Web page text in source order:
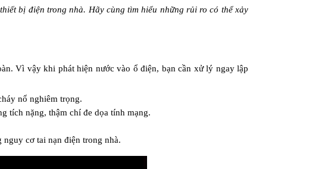
bị điện trong nhà. Hãy cùng tìm hiểu những rủi ro có thể xảy
Vì vậy khi phát hiện nước vào ổ điện, bạn cần xử lý ngay lập
nổ nghiêm trọng.
tích nặng, thậm chí đe dọa tính mạng.
cơ tai nạn điện trong nhà.